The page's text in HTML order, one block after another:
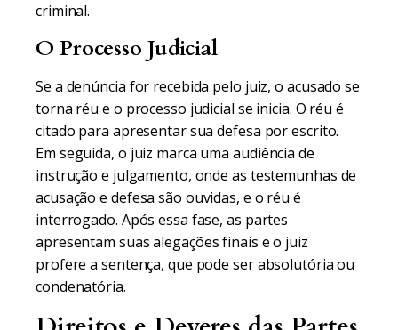
criminal.
O Processo Judicial
Se a denúncia for recebida pelo juiz, o acusado se
torna réu e o processo judicial se inicia. O réu é
citado para apresentar sua defesa por escrito.
Em seguida, o juiz marca uma audiência de
instrução e julgamento, onde as testemunhas de
acusação e defesa são ouvidas, e o réu é
interrogado. Após essa fase, as partes
apresentam suas alegações finais e o juiz
profere a sentença, que pode ser absolutória ou
condenatória.